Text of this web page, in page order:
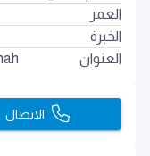
العمر
الخبرة
العنوان
الاتصال